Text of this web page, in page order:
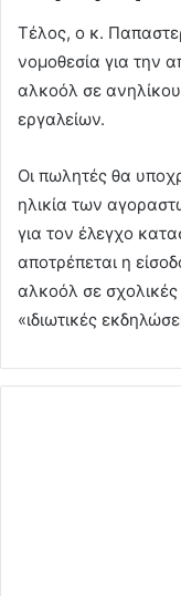
Τέλος, ο κ.
νομοθεσία για την
αλκοόλ σε
εργαλείων.
Οι πωλητές θα
ηλικία των
για τον έλεγχο
αποτρέπεται η
αλκοόλ σε
«ιδιωτικές